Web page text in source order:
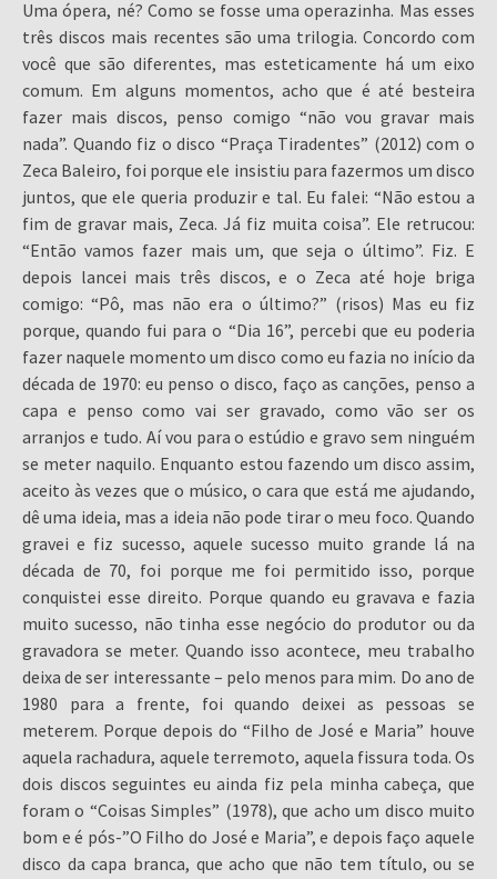
Uma ópera, né? Como se fosse uma operazinha. Mas esses
três discos mais recentes são uma trilogia. Concordo com
você que são diferentes, mas esteticamente há um eixo
comum. Em alguns momentos, acho que é até besteira
fazer mais discos, penso comigo “não vou gravar mais
nada”. Quando fiz o disco “Praça Tiradentes” (2012) com o
Zeca Baleiro, foi porque ele insistiu para fazermos um disco
juntos, que ele queria produzir e tal. Eu falei: “Não estou a
fim de gravar mais, Zeca. Já fiz muita coisa”. Ele retrucou:
“Então vamos fazer mais um, que seja o último”. Fiz. E
depois lancei mais três discos, e o Zeca até hoje briga
comigo: “Pô, mas não era o último?” (risos) Mas eu fiz
porque, quando fui para o “Dia 16”, percebi que eu poderia
fazer naquele momento um disco como eu fazia no início da
década de 1970: eu penso o disco, faço as canções, penso a
capa e penso como vai ser gravado, como vão ser os
arranjos e tudo. Aí vou para o estúdio e gravo sem ninguém
se meter naquilo. Enquanto estou fazendo um disco assim,
aceito às vezes que o músico, o cara que está me ajudando,
dê uma ideia, mas a ideia não pode tirar o meu foco. Quando
gravei e fiz sucesso, aquele sucesso muito grande lá na
década de 70, foi porque me foi permitido isso, porque
conquistei esse direito. Porque quando eu gravava e fazia
muito sucesso, não tinha esse negócio do produtor ou da
gravadora se meter. Quando isso acontece, meu trabalho
deixa de ser interessante – pelo menos para mim. Do ano de
1980 para a frente, foi quando deixei as pessoas se
meterem. Porque depois do “Filho de José e Maria” houve
aquela rachadura, aquele terremoto, aquela fissura toda. Os
dois discos seguintes eu ainda fiz pela minha cabeça, que
foram o “Coisas Simples” (1978), que acho um disco muito
bom e é pós-”O Filho do José e Maria”, e depois faço aquele
disco da capa branca, que acho que não tem título, ou se